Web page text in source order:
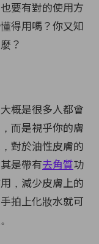
要有對的使用方
得用嗎？你又知
？
概是很多人都會
而是視乎你的膚
對於油性皮膚的
是帶有去角質功
，減少皮膚上的
拍上化妝水就可